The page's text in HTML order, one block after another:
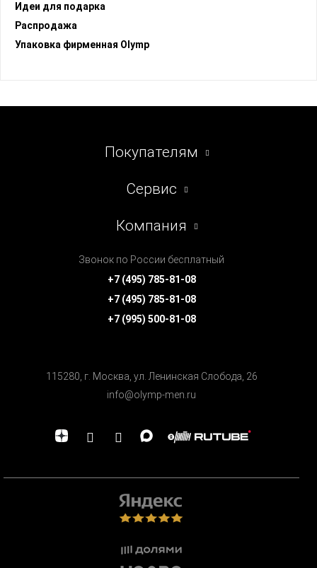
Идеи для подарка
Раcпродажа
Упаковка фирменная Olymp
Покупателям
Сервис
Компания
Звонок по России бесплатный
+7 (495) 785-81-08
+7 (495) 785-81-08
+7 (995) 500-81-08
115280, г. Москва, ул. Ленинская Cлобода, 26
info@olymp-men.ru